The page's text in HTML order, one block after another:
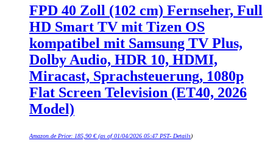
FPD 40 Zoll (102 cm) Fernseher, Full
HD Smart TV mit Tizen OS
kompatibel mit Samsung TV Plus,
Dolby Audio, HDR 10, HDMI,
Miracast, Sprachsteuerung, 1080p
Flat Screen Television (ET40, 2026
Model)
Amazon.de Price: 185,90 €(as of 01/04/2026 05:47 PST- Details)